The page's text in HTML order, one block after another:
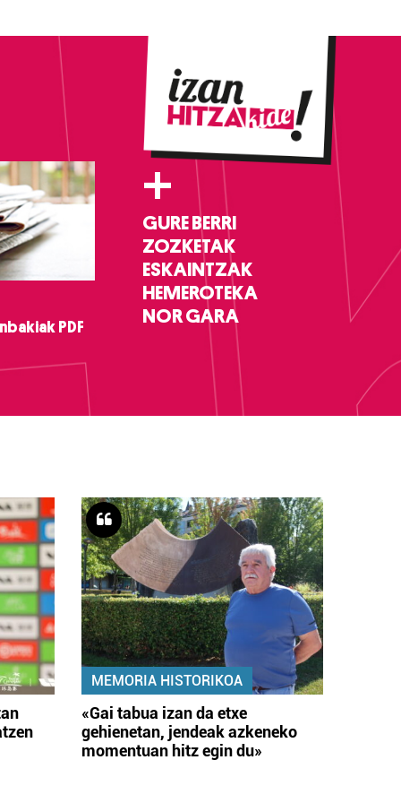
PDF
+
GURE BERRI
ZOZKETAK
ESKAINTZAK
HEMEROTEKA
NOR GARA
MEMORIA HISTORIKOA
«Gai tabua izan da etxe
gehienetan, jendeak azkeneko
momentuan hitz egin du»